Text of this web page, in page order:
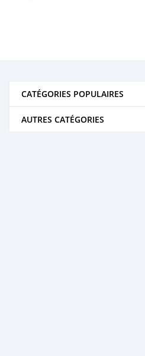
CATÉGORIES POPULAIRES
AUTRES CATÉGORIES